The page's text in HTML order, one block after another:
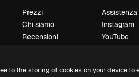
Prezzi
Chi siamo
Recensioni
Blog
Instagram
YouTube
Discord
to the storing of cookies on your device to